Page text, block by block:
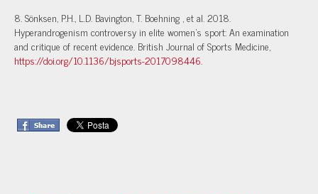
8. Sönksen, P.H., L.D. Bavington, T. Boehning , et al. 2018.
Hyperandrogenism controversy in elite women’s sport: An examination
and critique of recent evidence. British Journal of Sports Medicine,
https://doi.org/10.1136/bjsports-2017098446.